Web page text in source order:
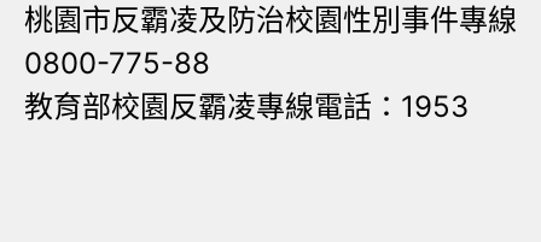
桃園市反霸凌及防治校園性別事件專線
0800-775-88
教育部校園反霸凌專線電話：1953